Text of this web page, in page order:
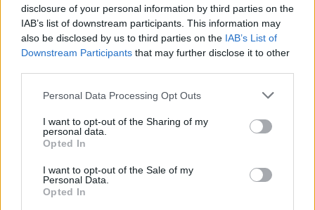
disclosure of your personal information by third parties on the
IAB’s list of downstream participants. This information may
also be disclosed by us to third parties on the IAB’s List of
Downstream Participants that may further disclose it to other
Please note that this website/app uses one or more Google
not limited to your visit or usage behaviour. You may click to
grant or deny consent to Google and its third-party tags to
use your data for below specified purposes in below Google
consent section.
Personal Data Processing Opt Outs
I want to opt-out of the Sharing of my
personal data.
Opted In
I want to opt-out of the Sale of my
Personal Data.
Opted In
Ακολουθείστε το iPaideia.gr στο